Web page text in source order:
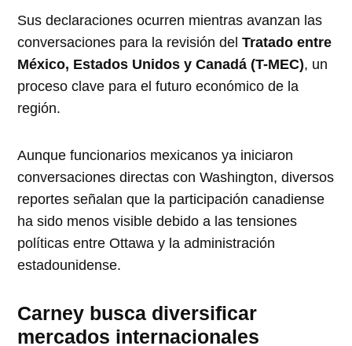
Sus declaraciones ocurren mientras avanzan las
conversaciones para la revisión delTratado entre
México, Estados Unidos y Canadá (T-MEC), un
proceso clave para el futuro económico de la
región.
Aunque funcionarios mexicanos ya iniciaron
conversaciones directas con Washington, diversos
reportes señalan que la participación canadiense
ha sido menos visible debido a las tensiones
políticas entre Ottawa y la administración
estadounidense.
Carney busca diversificar
mercados internacionales